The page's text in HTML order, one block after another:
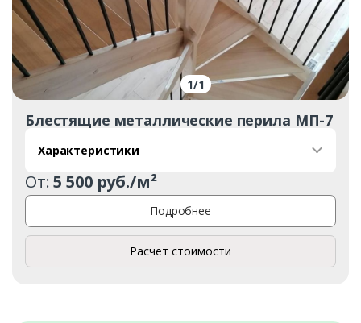
1/1
Блестящие металлические перила МП-7
Характеристики
От:5 500 руб./м²
Подробнее
Расчет стоимости